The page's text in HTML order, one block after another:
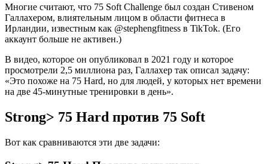
Многие считают, что 75 Soft Challenge был создан Стивеном
Галлахером, влиятельным лицом в области фитнеса в
Ирландии, известным как @stephengfitness в TikTok. (Его
аккаунт больше не активен.)
В видео, которое он опубликовал в 2021 году и которое
просмотрели 2,5 миллиона раз, Галлахер так описал задачу:
«Это похоже на 75 Hard, но для людей, у которых нет времени
на две 45-минутные тренировки в день».
Strong> 75 Hard против 75 Soft
Вот как сравниваются эти две задачи: